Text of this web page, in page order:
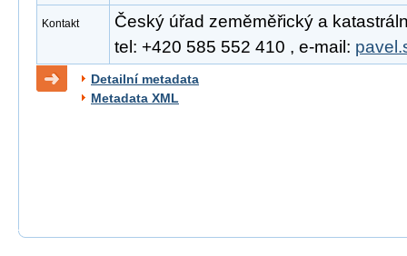
Kontakt
Český úřad zeměměřický a
tel: +420 585 552 410 , e-mail:
Detailní metadata
Metadata XML